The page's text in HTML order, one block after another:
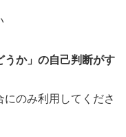
うか」の自己判断がす
のみ利用してくださ